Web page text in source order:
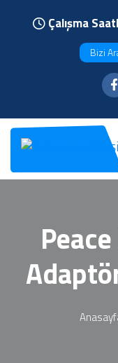
Çalışma
Bizi